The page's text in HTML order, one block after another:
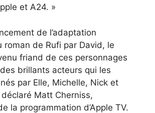
et A24. »
de l’adaptation
roman de Rufi par David, le
friand de ces personnages
brillants acteurs qui les
par Elle, Michelle, Nick et
Matt Cherniss,
la programmation d’Apple TV.